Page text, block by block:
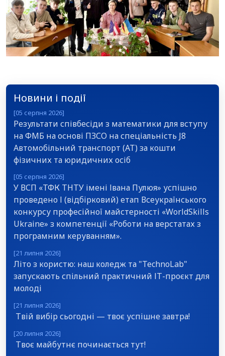
Новини і події
[05 серпня 2026]
Результати співбесіди з математики для вступу
на ФМБ на основі ПЗСО на спеціальність J8
Автомобільний транспорт (АТ) за кошти
фізичних та юридичних осіб
[05 серпня 2026]
У ВСП «ТФК ТНТУ імені Івана Пулюя» успішно
проведено І (відбірковий) етап Всеукраїнського
конкурсу професійної майстерності «WorldSkills
Ukraine» з компетенції «Роботи на верстатах з
програмним керуванням».
[21 липня 2026]
Літо з користю: наш коледж та "TechnoLab"
запускають спільний практичний ІТ-проєкт для
молоді
[21 липня 2026]
Твій вибір сьогодні — твоє успішне завтра!
[20 липня 2026]
Твоє майбутнє починається тут!